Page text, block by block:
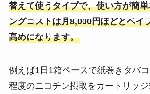
替えて使うタイプで、使い方が簡
ングコストは月8,000円ほどとベイ
高めになります​。
例えば1日1箱ペースで紙巻きタバ
程度のニコチン摂取をカートリッ